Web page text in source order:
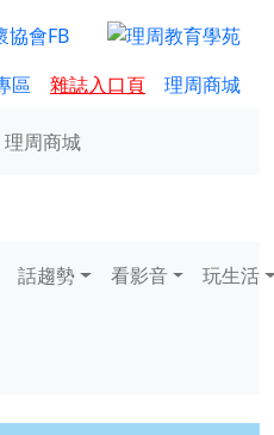
區 雜誌入口頁 理周商城
理周商城
話趨勢 看影音 玩生活